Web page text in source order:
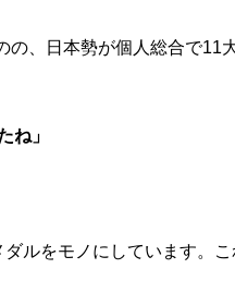
の、日本勢が個人総合で11
ね」
ルをモノにしています。